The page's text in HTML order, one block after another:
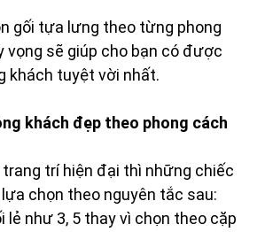
gối tựa lưng theo từng phong
vọng sẽ giúp cho bạn có được
khách tuyệt vời nhất.
khách đẹp theo phong cách
trí hiện đại thì những chiếc
chọn theo nguyên tắc sau:
lẻ như 3, 5 thay vì chọn theo cặp